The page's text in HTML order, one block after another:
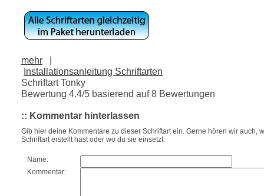
mehr
|
Installationsanleitung Schriftarten
Schriftart Tonky
Bewertung 4.4/5 basierend auf8 Bewertungen
:: Kommentar hinterlassen
Gib hier deine Kommentare zu dieser Schriftart ein. Gerne hören wir auch,
Schriftart erstellt hast oder wo du sie einsetzt.
Name:
Kommentar: